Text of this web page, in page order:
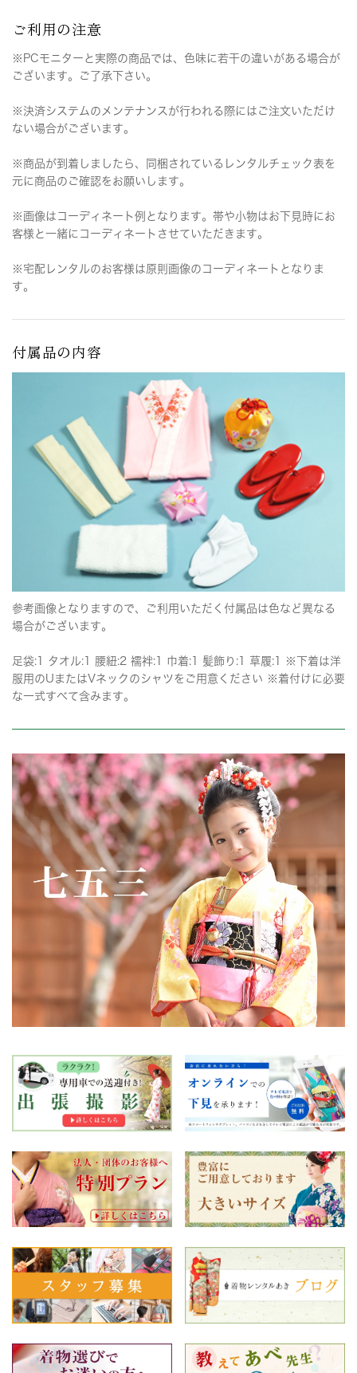
ご利用の注意
※PCモニターと実際の商品では、色味に若干の違いがある場合が
ございます。ご了承下さい。
※決済システムのメンテナンスが行われる際にはご注文いただけ
ない場合がございます。
※商品が到着しましたら、同梱されているレンタルチェック表を
元に商品のご確認をお願いします。
※画像はコーディネート例となります。帯や小物はお下見時にお
客様と一緒にコーディネートさせていただきます。
※宅配レンタルのお客様は原則画像のコーディネートとなりま
す。
付属品の内容
参考画像となりますので、ご利用いただく付属品は色など異なる
場合がございます。
足袋:1 タオル:1 腰紐:2 襦袢:1 巾着:1 髪飾り:1 草履:1 ※下着は洋
服用のUまたはVネックのシャツをご用意ください ※着付けに必要
な一式すべて含みます。